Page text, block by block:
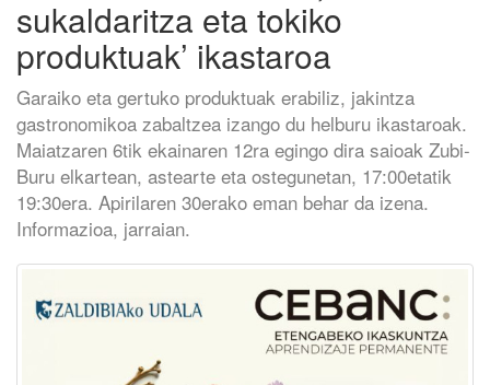
sukaldaritza eta tokiko
produktuak’ ikastaroa
Garaiko eta gertuko produktuak erabiliz, jakintza
gastronomikoa zabaltzea izango du helburu ikastaroak.
Maiatzaren 6tik ekainaren 12ra egingo dira saioak Zubi-
Buru elkartean, astearte eta ostegunetan, 17:00etatik
19:30era. Apirilaren 30erako eman behar da izena.
Informazioa, jarraian.